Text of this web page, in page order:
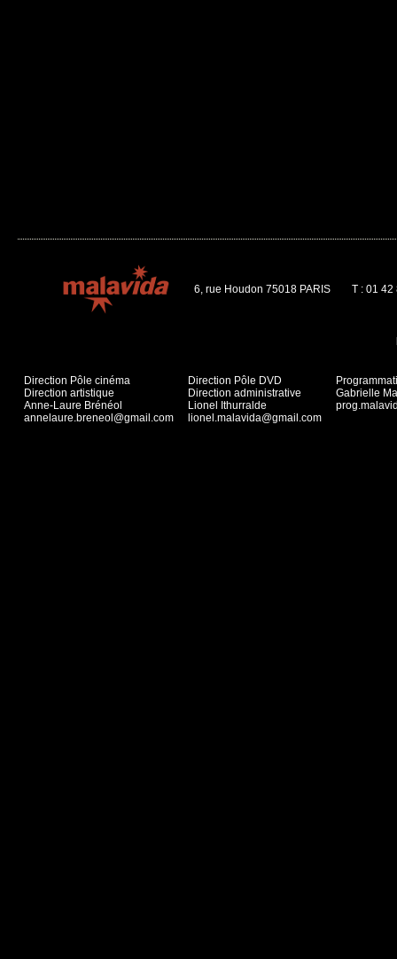
6, rue Houdon 75018 PARIS T : 01 42
Direction Pôle cinéma
Direction artistique
Anne-Laure Brénéol
annelaure.breneol@gmail.com
Direction Pôle DVD
Direction administrative
Lionel Ithurralde
lionel.malavida@gmail.com
Gabrielle